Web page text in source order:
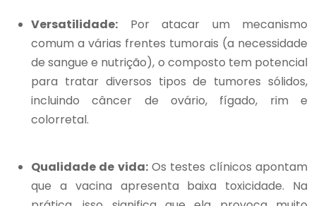
Versatilidade: Por atacar um mecanismo
comum a várias frentes tumorais (a necessidade
de sangue e nutrição), o composto tem potencial
para tratar diversos tipos de tumores sólidos,
incluindo câncer de ovário, fígado, rim e
colorretal.
Qualidade de vida:Os testes clínicos apontam
que a vacina apresenta baixa toxicidade. Na